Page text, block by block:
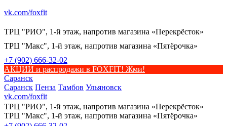
vk.com/foxfit
ТРЦ "РИО", 1-й этаж, напротив магазина «Перекрёсток»
ТРЦ "Макс", 1-й этаж, напротив магазина «Пятёрочка»
+7 (902) 666-32-02
АКЦИИ и распродажи в FOXFIT! Жми!
Саранск
Саранск Пенза Тамбов Ульяновск
vk.com/foxfit
ТРЦ "РИО", 1-й этаж, напротив магазина «Перекрёсток»
ТРЦ "Макс", 1-й этаж, напротив магазина «Пятёрочка»